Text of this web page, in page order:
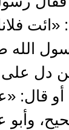
الله
دل على
قال:
وأبو